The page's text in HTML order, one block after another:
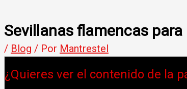
Sevillanas flamencas
/ Blog / Por Mantrestel
¿Quieres ver el contenido de la